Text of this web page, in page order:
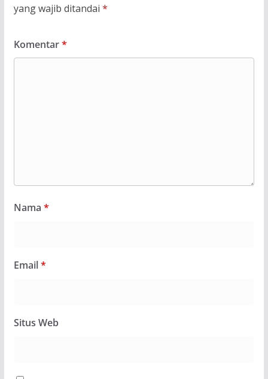
yang wajib ditandai *
Komentar*
Nama *
Email*
Situs Web